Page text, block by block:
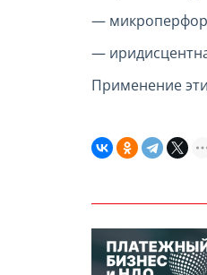
—
—
Применение